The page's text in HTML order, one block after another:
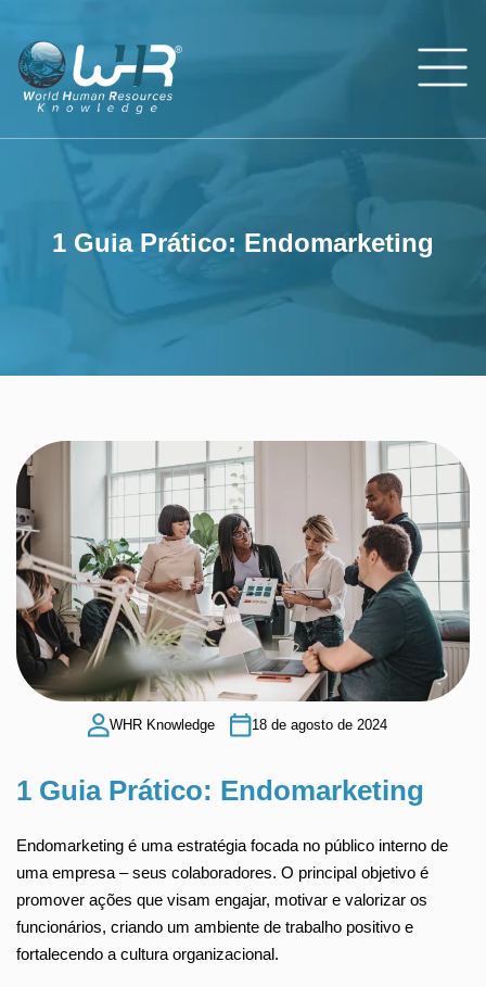
1 Guia Prático:
1 Guia Prático: Endomarketing
WHR Knowledge 18 de agosto de 2024
1 Guia Prático: Endomarketing
Endomarketing é uma estratégia focada no público interno de
uma empresa – seus colaboradores. O principal objetivo é
promover ações que visam engajar, motivar e valorizar os
funcionários, criando um ambiente de trabalho positivo e
fortalecendo a cultura organizacional.